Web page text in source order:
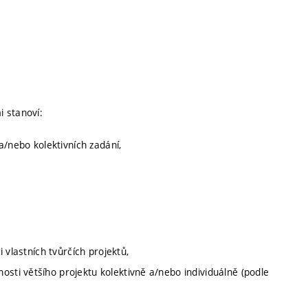
stanoví:
kolektivních zadání,
vlastních tvůrčích projektů,
většího projektu kolektivně a/nebo individuálně (podle